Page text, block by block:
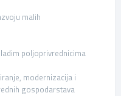
malih
poljoprivrednicima
modernizacija i
gospodarstava